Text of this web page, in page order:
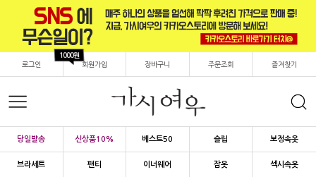
로그인 회원가입
1000원
장바구니 주문조회 즐겨찾기
당일발송 신상품10% 베스트50 슬립 보정속옷
브라세트 팬티 이너웨어 잠옷 섹시속옷